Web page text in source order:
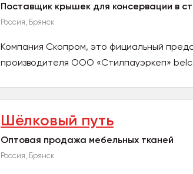
Поставщик крышек для консервации в
Россия, Брянск
Компания Скопром, это фициальный
производителя ООО «Стилпауэркеп»
Шёлковый путь
Оптовая продажа мебельных тканей
Россия, Брянск